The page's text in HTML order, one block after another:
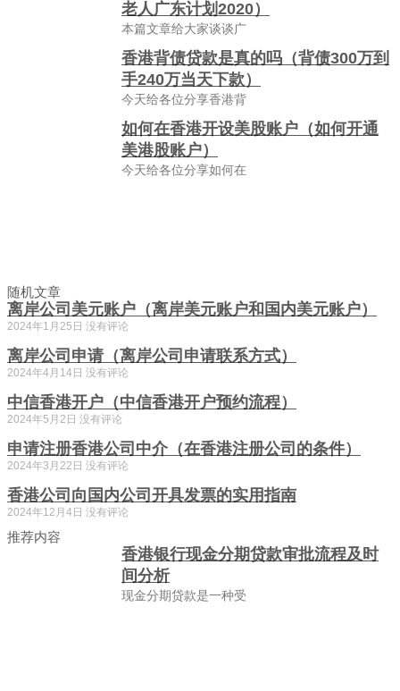
老人广东计划2020）
本篇文章给大家谈谈广
香港背债贷款是真的吗（背债300万到
手240万当天下款）
今天给各位分享香港背
如何在香港开设美股账户（如何开通
美港股账户）
今天给各位分享如何在
随机文章
离岸公司美元账户（离岸美元账户和国内美元账户）
2024年1月25日 没有评论
离岸公司申请（离岸公司申请联系方式）
2024年4月14日 没有评论
中信香港开户（中信香港开户预约流程）
2024年5月2日 没有评论
申请注册香港公司中介（在香港注册公司的条件）
2024年3月22日 没有评论
香港公司向国内公司开具发票的实用指南
2024年12月4日 没有评论
推荐内容
香港银行现金分期贷款审批流程及时
间分析
现金分期贷款是一种受